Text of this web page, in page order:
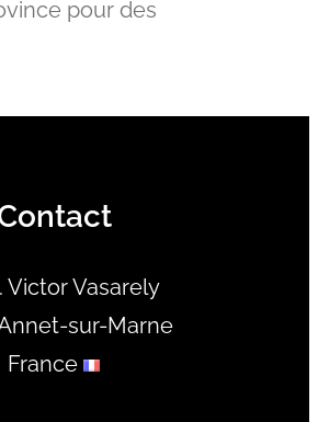
pour des
Victor Vasarely
sur-Marne
France